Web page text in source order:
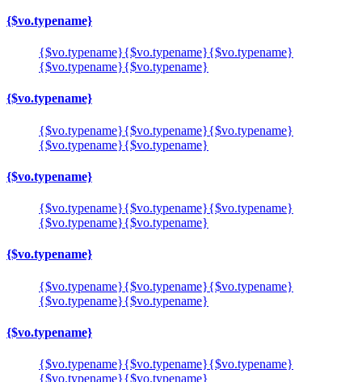
{$vo.typename}
{$vo.typename}{$vo.typename}{$vo.typename}
{$vo.typename}{$vo.typename}
{$vo.typename}
{$vo.typename}{$vo.typename}{$vo.typename}
{$vo.typename}{$vo.typename}
{$vo.typename}
{$vo.typename}{$vo.typename}{$vo.typename}
{$vo.typename}{$vo.typename}
{$vo.typename}
{$vo.typename}{$vo.typename}{$vo.typename}
{$vo.typename}{$vo.typename}
{$vo.typename}
{$vo.typename}{$vo.typename}{$vo.typename}
{$vo.typename}{$vo.typename}